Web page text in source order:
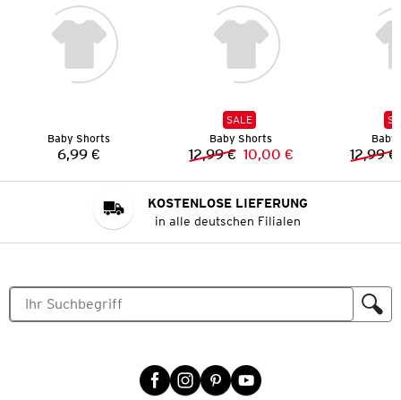
Baby Shorts
Preis:
6,99 €
SALE
Baby Shorts
Vorheriger Preis:
12,99 € Neuer Preis:
10,00 €
Baby
12,99 €
KOSTENLOSE LIEFERUNG
in alle deutschen Filialen